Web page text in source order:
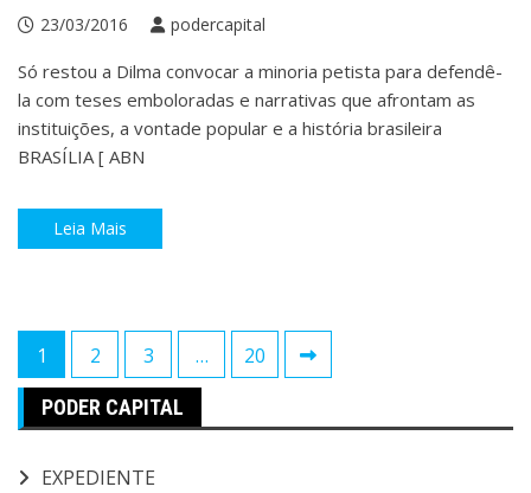
23/03/2016 podercapital
Só restou a Dilma convocar a minoria petista para defendê-
la com teses emboloradas e narrativas que afrontam as
instituições, a vontade popular e a história brasileira
BRASÍLIA [ ABN
Leia Mais
Paginação
de
posts
1 2 3 … 20
PODER CAPITAL
EXPEDIENTE